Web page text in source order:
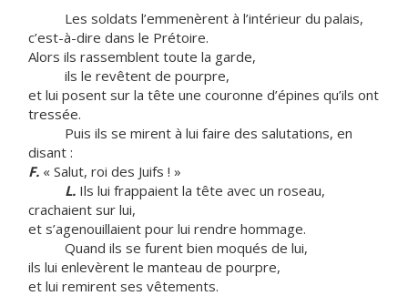
Les soldats l’emmenèrent à l’intérieur du palais,
c’est-à-dire dans le Prétoire.
Alors ils rassemblent toute la garde,
ils le revêtent de pourpre,
et lui posent sur la tête une couronne d’épines qu’ils ont
tressée.
Puis ils se mirent à lui faire des salutations, en
disant :
F. « Salut, roi des Juifs ! »
L. Ils lui frappaient la tête avec un roseau,
crachaient sur lui,
et s’agenouillaient pour lui rendre hommage.
Quand ils se furent bien moqués de lui,
ils lui enlevèrent le manteau de pourpre,
et lui remirent ses vêtements.